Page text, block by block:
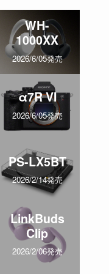
WH-
1000XX
2026/6/05発売
α7R VI
2026/6/05発売
PS-LX5BT
2026/2/14発売
LinkBuds
Clip
2026/2/06発売